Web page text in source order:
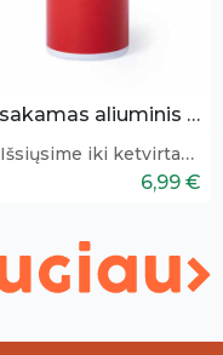
Užsakamas aliuminis buteliukas (400 ml)
Išsiųsime iki ketvirtadienio
6,99 €